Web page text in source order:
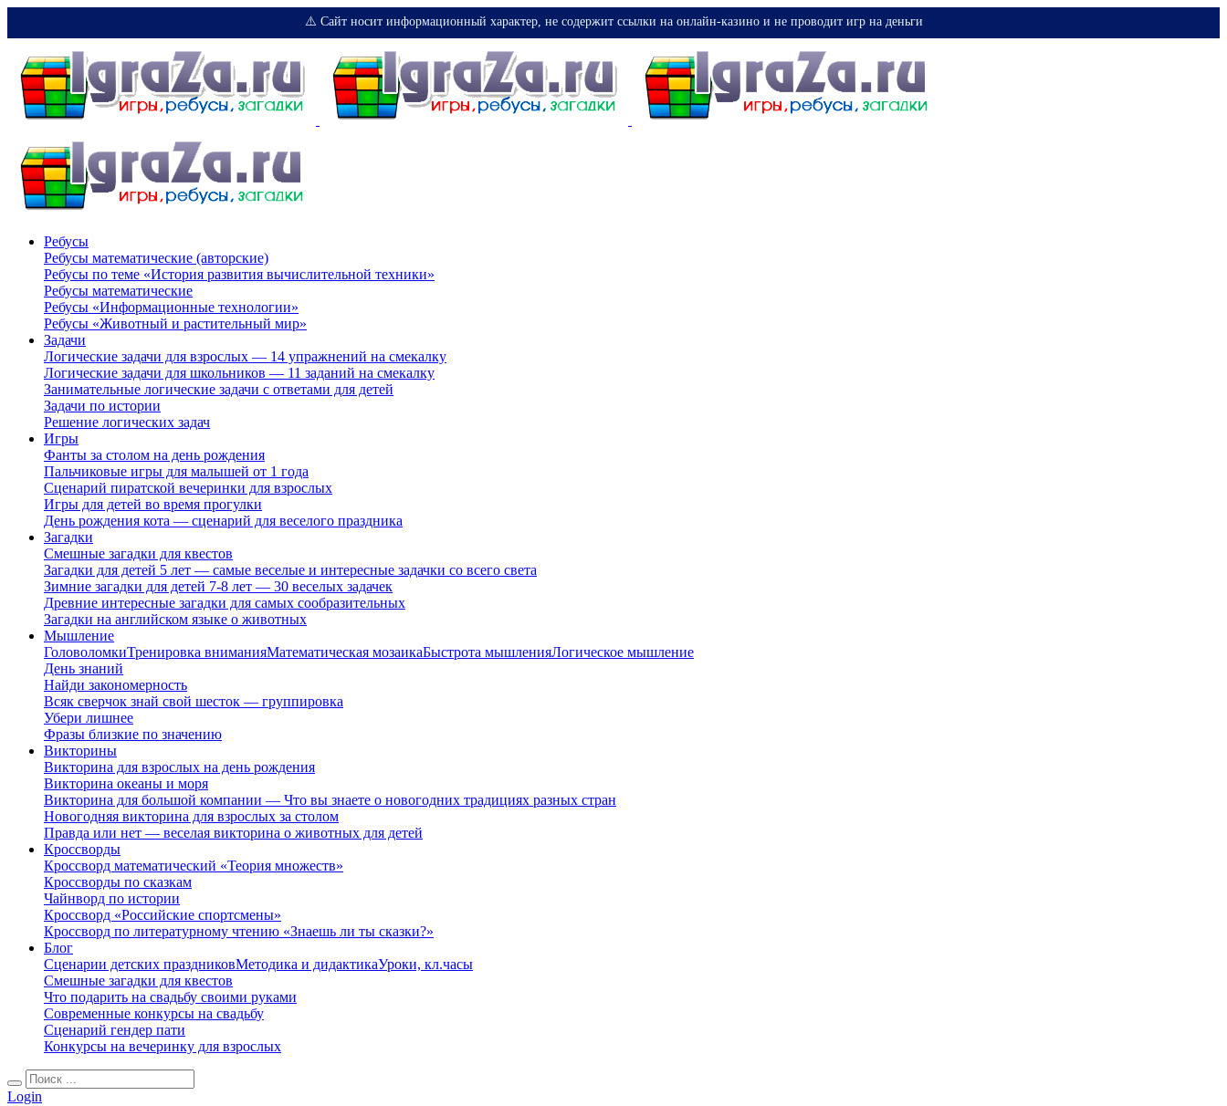
⚠️ Сайт носит информационный характер, не содержит ссылки на онлайн-казино и не проводит игр на деньги
Ребусы
Ребусы математические (авторские)
Ребусы по теме «История развития вычислительной техники»
Ребусы математические
Ребусы «Информационные технологии»
Ребусы «Животный и растительный мир»
Задачи
Логические задачи для взрослых — 14 упражнений на смекалку
Логические задачи для школьников — 11 заданий на смекалку
Занимательные логические задачи с ответами для детей
Задачи по истории
Решение логических задач
Игры
Фанты за столом на день рождения
Пальчиковые игры для малышей от 1 года
Сценарий пиратской вечеринки для взрослых
Игры для детей во время прогулки
День рождения кота — сценарий для веселого праздника
Загадки
Смешные загадки для квестов
Загадки для детей 5 лет — самые веселые и интересные задачки со всего света
Зимние загадки для детей 7-8 лет — 30 веселых задачек
Древние интересные загадки для самых сообразительных
Загадки на английском языке о животных
Мышление
ГоловоломкиТренировка вниманияМатематическая мозаикаБыстрота мышленияЛогическое мышление
День знаний
Найди закономерность
Всяк сверчок знай свой шесток — группировка
Убери лишнее
Фразы близкие по значению
Викторины
Викторина для взрослых на день рождения
Викторина океаны и моря
Викторина для большой компании — Что вы знаете о новогодних традициях разных стран
Новогодняя викторина для взрослых за столом
Правда или нет — веселая викторина о животных для детей
Кроссворды
Кроссворд математический «Теория множеств»
Кроссворды по сказкам
Чайнворд по истории
Кроссворд «Российские спортсмены»
Кроссворд по литературному чтению «Знаешь ли ты сказки?»
Блог
Сценарии детских праздниковМетодика и дидактикаУроки, кл.часы
Смешные загадки для квестов
Что подарить на свадьбу своими руками
Современные конкурсы на свадьбу
Сценарий гендер пати
Конкурсы на вечеринку для взрослых
Login